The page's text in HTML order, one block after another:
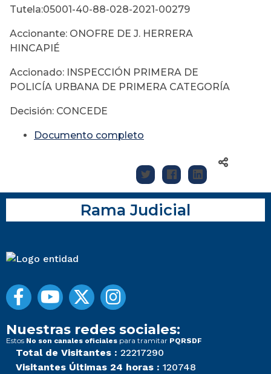
Tutela:05001-40-88-028-2021-00279
Accionante: ONOFRE DE J. HERRERA
HINCAPIÉ
Accionado: INSPECCIÓN PRIMERA DE
POLICÍA URBANA DE PRIMERA CATEGORÍA
Decisión: CONCEDE
Documento completo
Rama Judicial
Nuestras redes sociales:
Estos No son canales oficiales para tramitar PQRSDF
Total de Visitantes : 22217290
Visitantes Últimas 24 horas : 120748